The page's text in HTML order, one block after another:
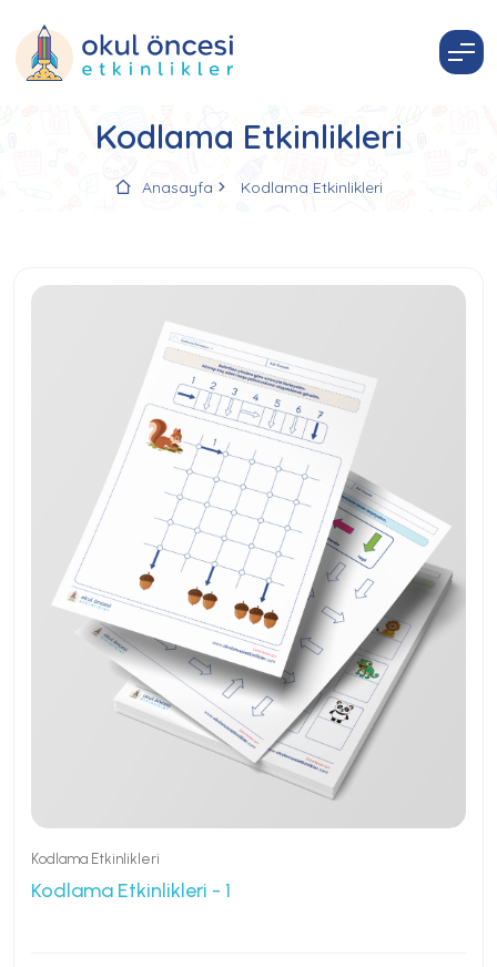
Kodlama Etkinlikleri
Anasayfa Kodlama Etkinlikleri
Kodlama Etkinlikleri
Kodlama Etkinlikleri - 1